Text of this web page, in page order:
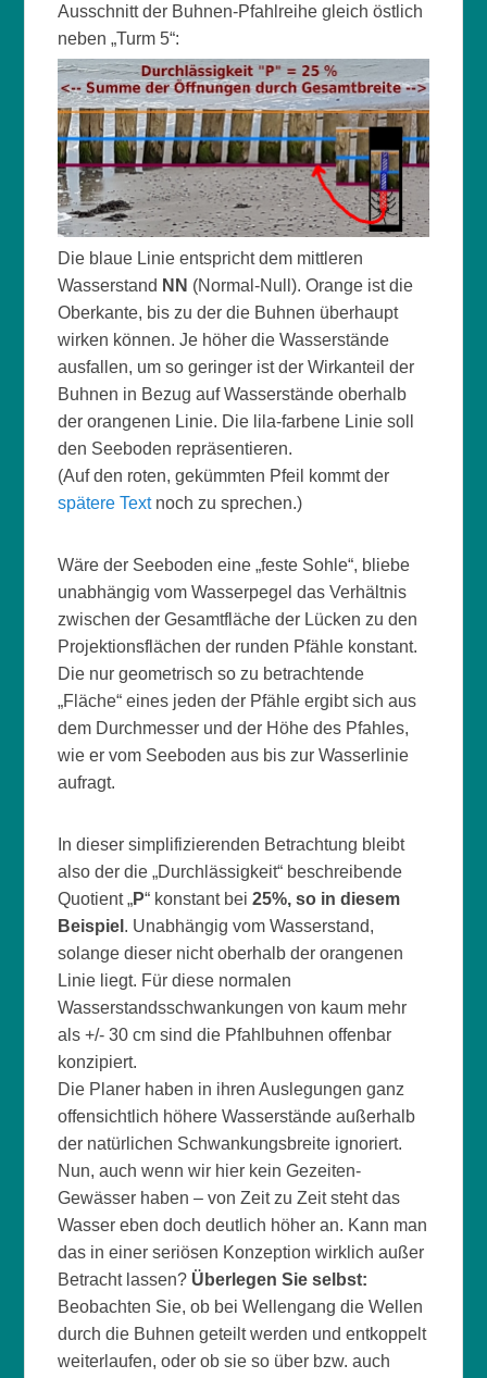
Ausschnitt der Buhnen-Pfahlreihe gleich östlich
neben „Turm 5“:
Die blaue Linie entspricht dem mittleren
Wasserstand NN (Normal-Null). Orange ist die
Oberkante, bis zu der die Buhnen überhaupt
wirken können. Je höher die Wasserstände
ausfallen, um so geringer ist der Wirkanteil der
Buhnen in Bezug auf Wasserstände oberhalb
der orangenen Linie. Die lila-farbene Linie soll
den Seeboden repräsentieren.
(Auf den roten, gekümmten Pfeil kommt der
spätere Textnoch zu sprechen.)
Wäre der Seeboden eine „feste Sohle“, bliebe
unabhängig vom Wasserpegel das Verhältnis
zwischen der Gesamtfläche der Lücken zu den
Projektionsflächen der runden Pfähle konstant.
Die nur geometrisch so zu betrachtende
„Fläche“ eines jeden der Pfähle ergibt sich aus
dem Durchmesser und der Höhe des Pfahles,
wie er vom Seeboden aus bis zur Wasserlinie
aufragt.
In dieser simplifizierenden Betrachtung bleibt
also der die „Durchlässigkeit“ beschreibende
Quotient „P“ konstant bei25%, so in diesem
Beispiel . Unabhängig vom Wasserstand,
solange dieser nicht oberhalb der orangenen
Linie liegt. Für diese normalen
Wasserstandsschwankungen von kaum mehr
als +/- 30 cm sind die Pfahlbuhnen offenbar
konzipiert.
Die Planer haben in ihren Auslegungen ganz
offensichtlich höhere Wasserstände außerhalb
der natürlichen Schwankungsbreite ignoriert.
Nun, auch wenn wir hier kein Gezeiten-
Gewässer haben – von Zeit zu Zeit steht das
Wasser eben doch deutlich höher an. Kann man
das in einer seriösen Konzeption wirklich außer
Betracht lassen? Überlegen Sie selbst:
Beobachten Sie, ob bei Wellengang die Wellen
durch die Buhnen geteilt werden und entkoppelt
weiterlaufen, oder ob sie so über bzw. auch